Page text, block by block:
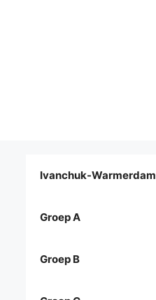
Ivanchuk-Warmerdam
Groep A
Groep B